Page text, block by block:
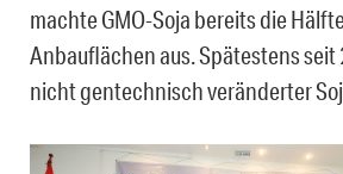
machte GMO-Soja bereits die
Anbauflächen aus. Spätestens
nicht gentechnisch veränderter